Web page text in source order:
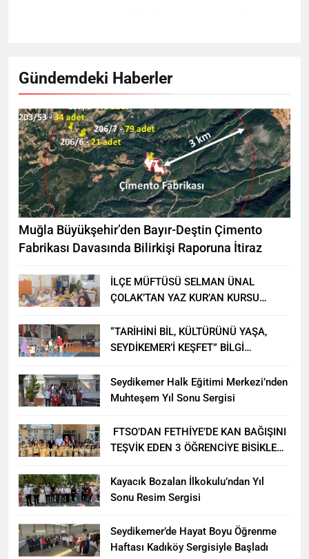
Gündemdeki Haberler
Muğla Büyükşehir’den Bayır-Deştin Çimento
Fabrikası Davasında Bilirkişi Raporuna İtiraz
İLÇE MÜFTÜSÜ SELMAN ÜNAL
ÇOLAK’TAN YAZ KUR’AN KURSU
“TARİHİNİ BİL, KÜLTÜRÜNÜ YAŞA,
SEYDİKEMER’İ KEŞFET” BİLGİ
Seydikemer Halk Eğitimi Merkezi’nden
Muhteşem Yıl Sonu Sergisi
FTSO’DAN FETHİYE’DE KAN BAĞIŞINI
TEŞVİK EDEN 3 ÖĞRENCİYE BİSİKLET
Kayacık Bozalan İlkokulu’ndan Yıl
Sonu Resim Sergisi
Seydikemer’de Hayat Boyu Öğrenme
Haftası Kadıköy Sergisiyle Başladı